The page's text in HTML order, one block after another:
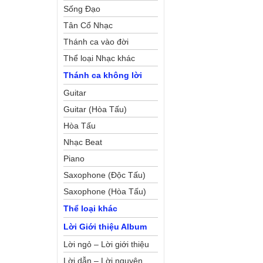
Sống Đạo
Tân Cổ Nhạc
Thánh ca vào đời
Thể loại Nhạc khác
Thánh ca không lời
Guitar
Guitar (Hòa Tấu)
Hòa Tấu
Nhạc Beat
Piano
Saxophone (Độc Tấu)
Saxophone (Hòa Tấu)
Thể loại khác
Lời Giới thiệu Album
Lời ngỏ – Lời giới thiệu
Lời dẫn – Lời nguyện